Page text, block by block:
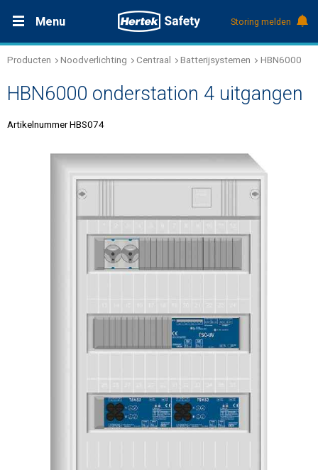
Menu
Oplossingen
Service & Onderhoud
Storing melden
Productdocumentatie (DMS)
+31 (0)495 584111
Producten Noodverlichting Centraal Batterijsystemen HBN6000
HBN6000 onderstation 4 uitgangen
Artikelnummer HBS074